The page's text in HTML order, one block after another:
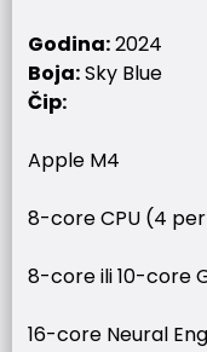
Godina:2024
Boja:Sky Blue
Čip:
Apple M4
8-core CPU (4
8-core ili 10-core
16-core Neural